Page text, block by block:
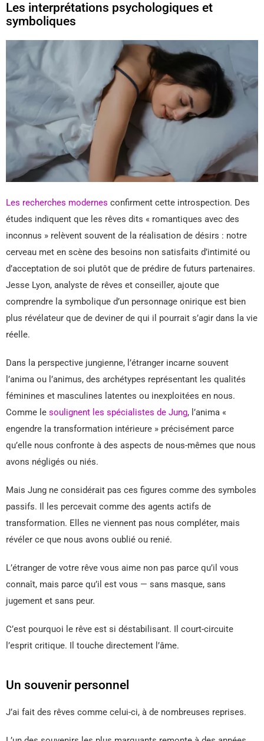
Les interprétations psychologiques et
symboliques
Les recherches modernes confirment cette introspection. Des
études indiquent que les rêves dits « romantiques avec des
inconnus » relèvent souvent de la réalisation de désirs : notre
cerveau met en scène des besoins non satisfaits d’intimité ou
d’acceptation de soi plutôt que de prédire de futurs partenaires.
Jesse Lyon, analyste de rêves et conseiller, ajoute que
comprendre la symbolique d’un personnage onirique est bien
plus révélateur que de deviner de qui il pourrait s’agir dans la vie
réelle.
Dans la perspective jungienne, l’étranger incarne souvent
l’anima ou l’animus, des archétypes représentant les qualités
féminines et masculines latentes ou inexploitées en nous.
Comme le soulignent les spécialistes de Jung, l’anima «
engendre la transformation intérieure » précisément parce
qu’elle nous confronte à des aspects de nous-mêmes que nous
avons négligés ou niés.
Mais Jung ne considérait pas ces figures comme des symboles
passifs. Il les percevait comme des agents actifs de
transformation. Elles ne viennent pas nous compléter, mais
révéler ce que nous avons oublié ou renié.
L’étranger de votre rêve vous aime non pas parce qu’il vous
connaît, mais parce qu’il est vous — sans masque, sans
jugement et sans peur.
C’est pourquoi le rêve est si déstabilisant. Il court-circuite
l’esprit critique. Il touche directement l’âme.
Un souvenir personnel
J’ai fait des rêves comme celui-ci, à de nombreuses reprises.